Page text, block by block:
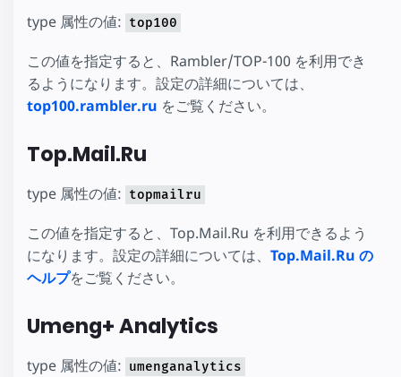
type 属性の値: top100
この値を指定すると、Rambler/TOP-100 を利用でき
るようになります。設定の詳細については、
top100.rambler.ru をご覧ください。
Top.Mail.Ru
type 属性の値: topmailru
この値を指定すると、Top.Mail.Ru を利用できるよう
になります。設定の詳細については、 Top.Mail.Ru の
ヘルプをご覧ください。
Umeng+ Analytics
type 属性の値: umenganalytics